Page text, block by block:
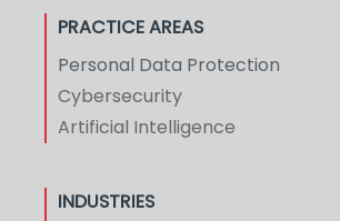
PRACTICE AREAS
Personal Data Protection
Cybersecurity
Artificial Intelligence
INDUSTRIES